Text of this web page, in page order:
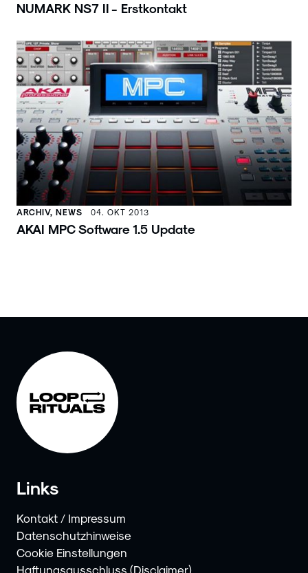
NUMARK NS7 II - Erstkontakt
ARCHIV, NEWS 04. OKT 2013
AKAI MPC Software 1.5 Update
Links
Kontakt / Impressum
Datenschutzhinweise
Cookie Einstellungen
Haftungsausschluss (Disclaimer)